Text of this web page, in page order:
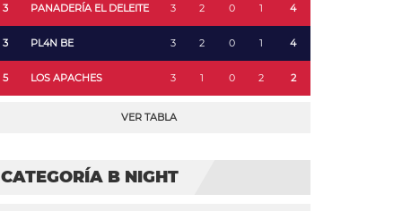
3 PANADERÍA EL DELEITE 3 2 0 1 4
3 PL4N BE 3 2 0 1 4
5 LOS APACHES 3 1 0 2 2
VER TABLA
CATEGORÍA B NIGHT